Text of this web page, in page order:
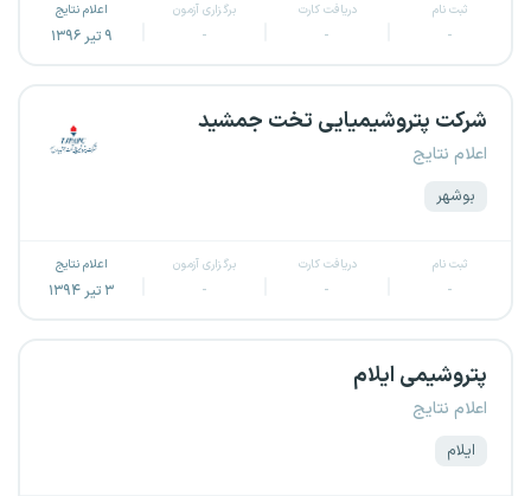
ثبت نام
-
دریافت کارت
-
برگزاری آزمون
-
اعلام نتایج
۹ تیر ۱۳۹۶
شرکت پتروشیمیایی تخت جمشید
اعلام نتایج
بوشهر
ثبت نام
-
دریافت کارت
-
برگزاری آزمون
-
اعلام نتایج
۳ تیر ۱۳۹۴
پتروشیمی ایلام
اعلام نتایج
ایلام